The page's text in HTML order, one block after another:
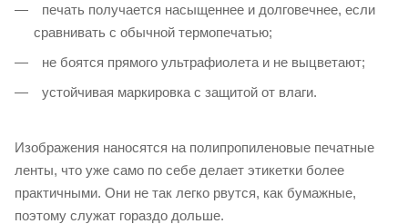
печать получается насыщеннее и долговечнее, если
сравнивать с обычной термопечатью;
не боятся прямого ультрафиолета и не выцветают;
устойчивая маркировка с защитой от влаги.
Изображения наносятся на полипропиленовые печатные
ленты, что уже само по себе делает этикетки более
практичными. Они не так легко рвутся, как бумажные,
поэтому служат гораздо дольше.